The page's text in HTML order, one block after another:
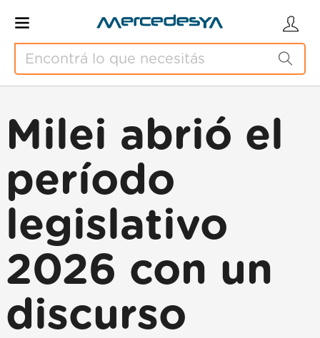
Milei abrió el
período
legislativo
2026 con un
discurso